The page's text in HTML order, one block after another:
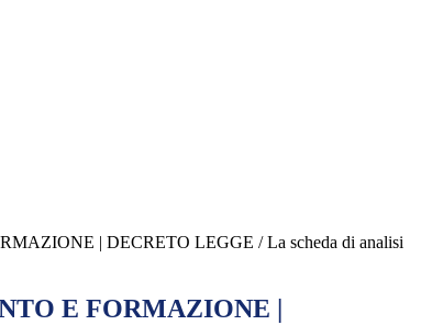
| DECRETO LEGGE / La scheda di analisi
E FORMAZIONE |